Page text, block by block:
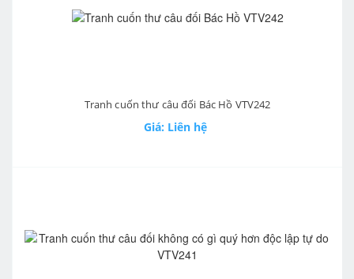
Tranh cuốn thư câu đối Bác Hồ VTV242
Giá: Liên hệ